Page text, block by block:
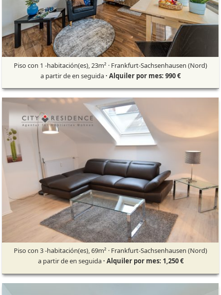
Piso con 1 -habitación(es), 23m² · Frankfurt-Sachsenhausen (Nord)
a partir de en seguida· Alquiler por mes: 990 €
Piso con 3 -habitación(es), 69m² · Frankfurt-Sachsenhausen (Nord)
a partir de en seguida· Alquiler por mes: 1,250 €